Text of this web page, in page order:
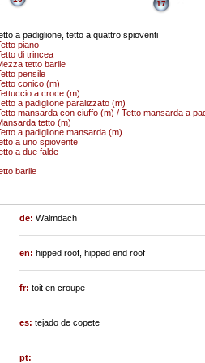
a padiglione, tetto a quattro spioventi
piano
di trincea
tetto barile
pensile
conico (m)
a croce (m)
a padiglione paralizzato (m)
mansarda con ciuffo (m) / Tetto mansarda a
tetto (m)
a padiglione mansarda (m)
a uno spiovente
a due falde
barile
17
de:Walmdach
en:hipped roof, hipped end roof
fr:toit en croupe
es:tejado de copete
pt: